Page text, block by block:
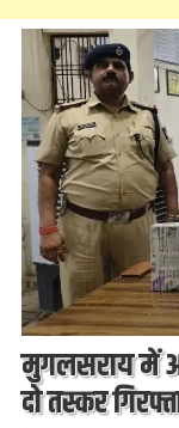
मुगलसराय में
दो तस्कर